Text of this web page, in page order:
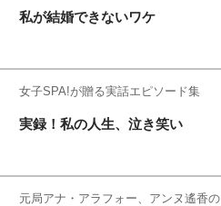
私が結婚できないワケ
女子SPA!が贈る実話エピソード集
実録！私の人生、泣き笑い
元局アナ・アラフォー、アンヌ遙香の